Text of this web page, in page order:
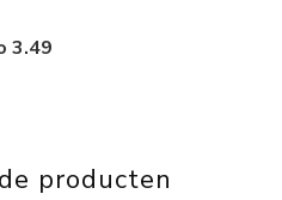
3.49
producten